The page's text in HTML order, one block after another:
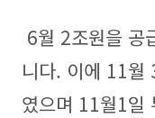
6월 2조원을 공
니다. 이에 11월
였으며 11월1일